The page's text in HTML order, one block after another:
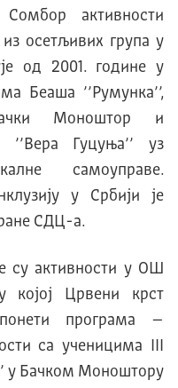
активности
осетљивих група у
од 2001. године у
Беаша ’’Румунка’’,
Моноштор и
Гуцуња’’ уз
самоуправе.
у Србији је
СДЦ-а.
су активности у ОШ
у којој Црвени крст
програма –
са ученицима III
у Бачком Моноштору